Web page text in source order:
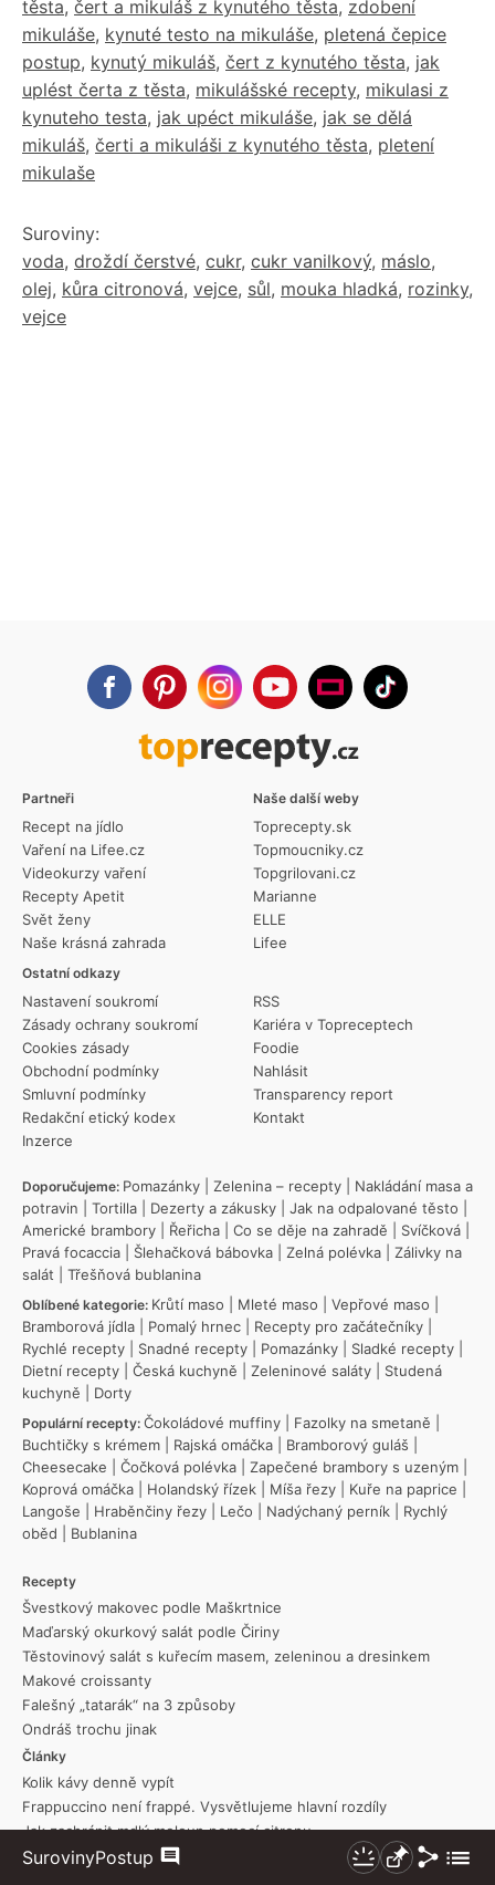
SurovinyPostup Komentáře
Nezhasínat
Připnout
Sdílet
těsta, čert a mikuláš z kynutého těsta, zdobení
mikuláše, kynuté testo na mikuláše, pletená čepice
postup, kynutý mikuláš, čert z kynutého těsta, jak
uplést čerta z těsta, mikulášské recepty, mikulasi z
kynuteho testa, jak upéct mikuláše, jak se dělá
mikuláš, čerti a mikuláši z kynutého těsta, pletení
mikulaše
Suroviny:
voda, droždí čerstvé, cukr, cukr vanilkový, máslo,
olej, kůra citronová, vejce, sůl, mouka hladká, rozinky,
vejce
Partneři
Recept na jídlo
Vaření na Lifee.cz
Videokurzy vaření
Recepty Apetit
Svět ženy
Naše krásná zahrada
Ostatní odkazy
Nastavení soukromí
Zásady ochrany soukromí
Cookies zásady
Obchodní podmínky
Smluvní podmínky
Redakční etický kodex
Inzerce
RSS
Kariéra v Topreceptech
Foodie
Nahlásit
Transparency report
Kontakt
Naše další weby
Toprecepty.sk
Topmoucniky.cz
Topgrilovani.cz
Marianne
ELLE
Lifee
Doporučujeme: Pomazánky Zelenina – recepty
Nakládání masa a
potravin
Tortilla Dezerty a zákusky Jak na odpalované těsto
Americké brambory
Řeřicha Co se děje na zahradě Svíčková
Pravá focaccia
Šlehačková bábovka Zelná polévka
Zálivky na
salát
Třešňová bublanina
Oblíbené kategorie: Krůtí maso Mleté maso Vepřové maso
Bramborová jídla
Pomalý hrnec Recepty pro začátečníky
Rychlé recepty
Snadné recepty Pomazánky Sladké recepty
Dietní recepty
Česká kuchyně Zeleninové saláty
Studená
kuchyně
Dorty
Populární recepty: Čokoládové muffiny Fazolky na smetaně
Buchtičky s krémem
Rajská omáčka Bramborový guláš
Cheesecake
Čočková polévka Zapečené brambory s uzeným
Koprová omáčka
Holandský řízek Míša řezy Kuře na paprice
Langoše
Hraběnčiny řezy Lečo Nadýchaný perník
Rychlý
oběd
Bublanina
Recepty
Švestkový makovec podle Maškrtnice
Maďarský okurkový salát podle Čiriny
Těstovinový salát s kuřecím masem, zeleninou a dresinkem
Makové croissanty
Falešný „tatarák“ na 3 způsoby
Ondráš trochu jinak
Články
Kolik kávy denně vypít
Frappuccino není frappé. Vysvětlujeme hlavní rozdíly
Jak zachránit mdlý meloun pomocí citronu
Tipy a triky